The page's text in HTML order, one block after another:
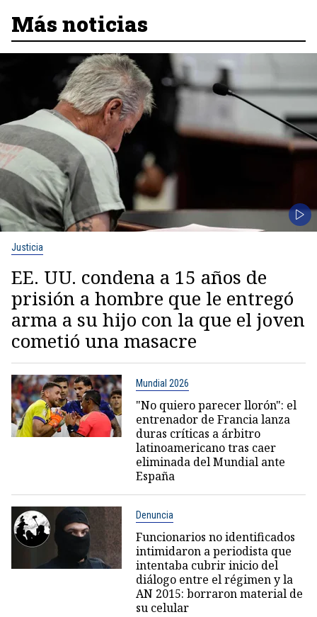
Más noticias
Justicia
EE. UU. condena a 15 años de
prisión a hombre que le entregó
arma a su hijo con la que el joven
cometió una masacre
Mundial 2026
"No quiero parecer llorón": el
entrenador de Francia lanza
duras críticas a árbitro
latinoamericano tras caer
eliminada del Mundial ante
España
Denuncia
Funcionarios no identificados
intimidaron a periodista que
intentaba cubrir inicio del
diálogo entre el régimen y la
AN 2015: borraron material de
su celular